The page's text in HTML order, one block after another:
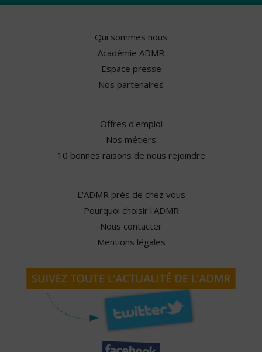
Qui sommes nous
Académie ADMR
Espace presse
Nos partenaires
Offres d'emploi
Nos métiers
10 bonnes raisons de nous rejoindre
L'ADMR près de chez vous
Pourquoi choisir l'ADMR
Nous contacter
Mentions légales